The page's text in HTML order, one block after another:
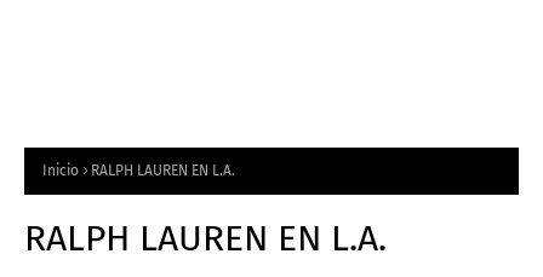
Inicio RALPH LAUREN EN L.A.
RALPH LAUREN EN L.A.